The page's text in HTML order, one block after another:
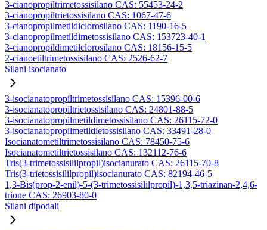
3-cianopropiltrimetossisilano CAS: 55453-24-2
3-cianopropiltrietossisilano CAS: 1067-47-6
3-cianopropilmetildiclorosilano CAS: 1190-16-5
3-cianopropilmetildimetossisilano CAS: 153723-40-1
3-cianopropildimetilclorosilano CAS: 18156-15-5
2-cianoetiltrimetossisilano CAS: 2526-62-7
Silani isocianato
3-isocianatopropiltrimetossisilano CAS: 15396-00-6
3-isocianatopropiltrietossisilano CAS: 24801-88-5
3-isocianatopropilmetildimetossisilano CAS: 26115-72-0
3-isocianatopropilmetildietossisilano CAS: 33491-28-0
Isocianatometiltrimetossisilano CAS: 78450-75-6
Isocianatometiltrietossisilano CAS: 132112-76-6
Tris(3-trimetossisililpropil)isocianurato CAS: 26115-70-8
Tris(3-trietossisililpropil)isocianurato CAS: 82194-46-5
1,3-Bis(prop-2-enil)-5-(3-trimetossisililpropil)-1,3,5-triazinan-2,4,6-
trione CAS: 26903-80-0
Silani dipodali